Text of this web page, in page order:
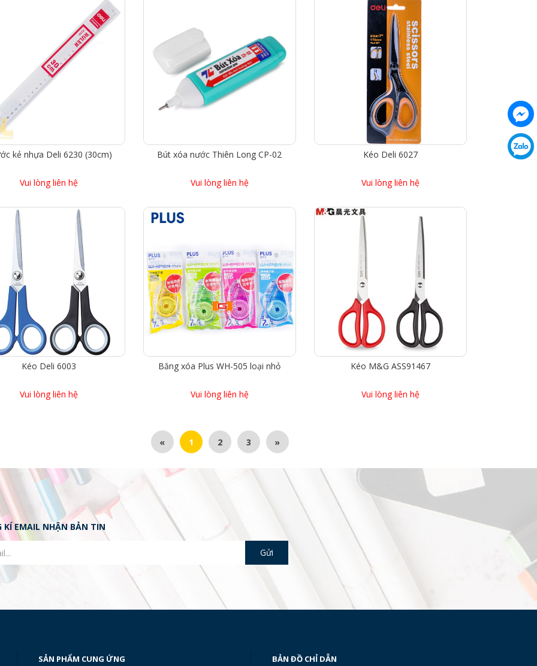
kẻ nhựa Deli 6230 (30cm)
Vui lòng liên hệ
Bút xóa nước Thiên Long CP-02
Vui lòng liên hệ
Kéo Deli 6027
Vui lòng liên hệ
Kéo Deli 6003
Vui lòng liên hệ
Băng xóa Plus WH-505 loại nhỏ
Vui lòng liên hệ
Kéo M&G ASS91467
Vui lòng liên hệ
« 1 2 3 »
KÍ EMAIL NHẬN BẢN TIN
SẢN PHẨM CUNG ỨNG BẢN ĐỒ CHỈ DẪN